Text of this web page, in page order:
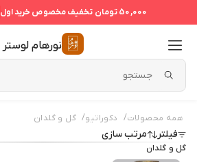
50,000 تومان تخفیف مخصوص خرید اول
نورهام لوستر
همه محصولات/ دکوراتیو/ گل و گلدان
فیلتر مرتب سازی
گل و گلدان